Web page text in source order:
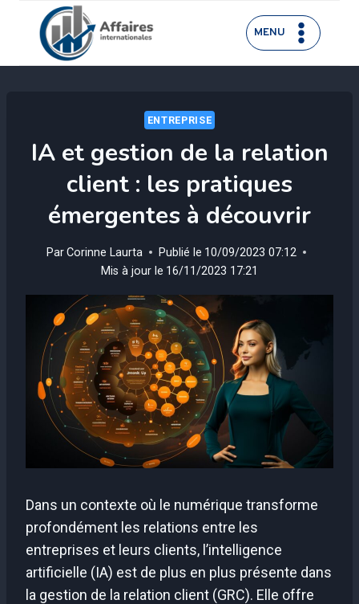
contenu
MENU
ENTREPRISE
IA et gestion de la relation
client : les pratiques
émergentes à découvrir
ParCorinne Laurta Publié le 10/09/2023 07:12
Mis à jour le 16/11/2023 17:21
Dans un contexte où le numérique transforme
profondément les relations entre les
entreprises et leurs clients, l’intelligence
artificielle (IA) est de plus en plus présente dans
la gestion de la relation client (GRC). Elle offre